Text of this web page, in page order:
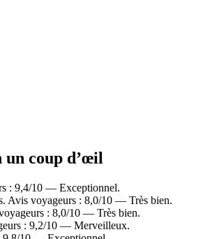
un coup d’œil
: 9,4/10 — Exceptionnel.
Avis voyageurs : 8,0/10 — Très bien.
: 8,0/10 — Très bien.
: 9,2/10 — Merveilleux.